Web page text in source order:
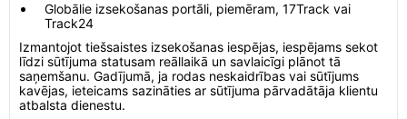
Globālie izsekošanas portāli, piemēram, 17Track vai
Track24
Izmantojot tiešsaistes izsekošanas iespējas, iespējams sekot
līdzi sūtījuma statusam reāllaikā un savlaicīgi plānot tā
saņemšanu. Gadījumā, ja rodas neskaidrības vai sūtījums
kavējas, ieteicams sazināties ar sūtījuma pārvadātāja klientu
atbalsta dienestu.